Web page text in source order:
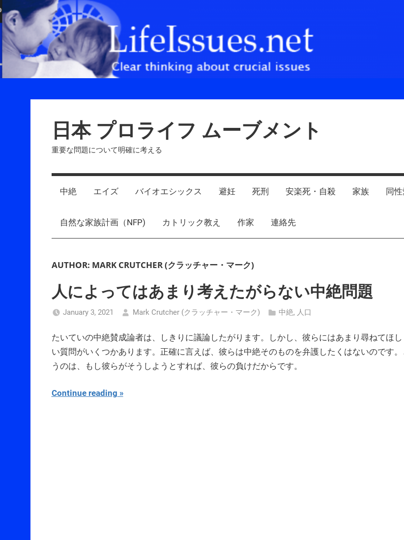
Skip
to
content
日本 プロライフ ムーブメント
重要な問題について明確に考える
中絶 エイズ バイオエシックス 避妊 死刑 安楽死・自殺 家族 同
自然な家族計画（NFP) カトリック教え 作家 連絡先
AUTHOR: MARK CRUTCHER (クラッチャー・マーク)
人によってはあまり考えたがらない中絶問題
January 3, 2021 Mark Crutcher (クラッチャー・マーク) 中絶, 人口
たいていの中絶賛成論者は、しきりに議論したがります。しかし、彼らにはあまり尋ねてほし
い質問がいくつかあります。正確に言えば、彼らは中絶そのものを弁護したくはないのです。
うのは、もし彼らがそうしようとすれば、彼らの負けだからです。
Continue reading